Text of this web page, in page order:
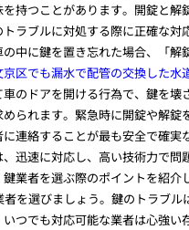
持つことがあります。開錠と解
ラブルに対処する際に正確な対
中に鍵を置き忘れた場合、「解
京区でも漏水で配管の交換した水
のドアを開ける行為で、鍵を壊
られます。緊急時に開錠や解錠
連絡することが最も安全で確実
迅速に対応し、高い技術力で問
業者を選ぶ際のポイントを紹介
者を選びましょう。鍵のトラブル
つでも対応可能な業者は心強い